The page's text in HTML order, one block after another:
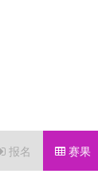
报名 赛果